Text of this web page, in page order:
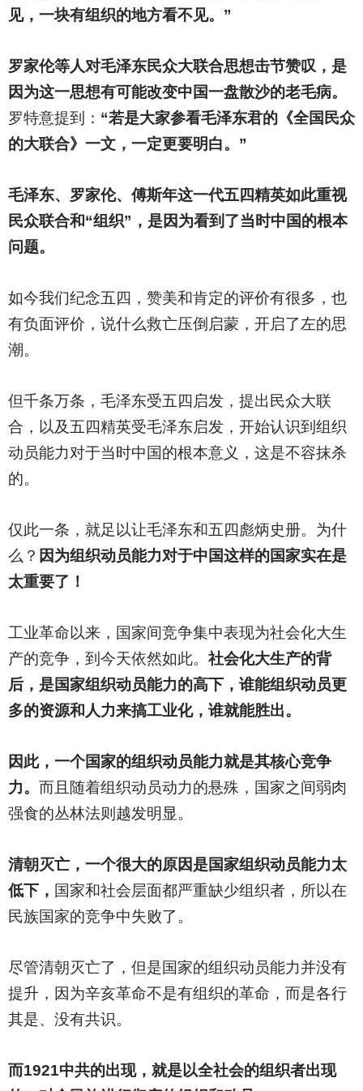
见，一块有组织的地方看不见。”
罗家伦等人对毛泽东民众大联合思想击节赞叹，是
因为这一思想有可能改变中国一盘散沙的老毛病。
罗特意提到： “若是大家参看毛泽东君的《全国民众
的大联合》一文，一定更要明白。”
毛泽东、罗家伦、傅斯年这一代五四精英如此重视
民众联合和“组织”，是因为看到了当时中国的根本
问题。
如今我们纪念五四，赞美和肯定的评价有很多，也
有负面评价，说什么救亡压倒启蒙，开启了左的思
潮。
但千条万条，毛泽东受五四启发，提出民众大联
合，以及五四精英受毛泽东启发，开始认识到组织
动员能力对于当时中国的根本意义，这是不容抹杀
的。
仅此一条，就足以让毛泽东和五四彪炳史册。为什
么？ 因为组织动员能力对于中国这样的国家实在是
太重要了！
工业革命以来，国家间竞争集中表现为社会化大生
产的竞争，到今天依然如此。 社会化大生产的背
后，是国家组织动员能力的高下，谁能组织动员更
多的资源和人力来搞工业化，谁就能胜出。
因此，一个国家的组织动员能力就是其核心竞争
力。 而且随着组织动员动力的悬殊，国家之间弱肉
强食的丛林法则越发明显。
清朝灭亡，一个很大的原因是国家组织动员能力太
低下， 国家和社会层面都严重缺少组织者，所以在
民族国家的竞争中失败了。
尽管清朝灭亡了，但是国家的组织动员能力并没有
提升，因为辛亥革命不是有组织的革命，而是各行
其是、没有共识。
而1921中共的出现，就是以全社会的组织者出现